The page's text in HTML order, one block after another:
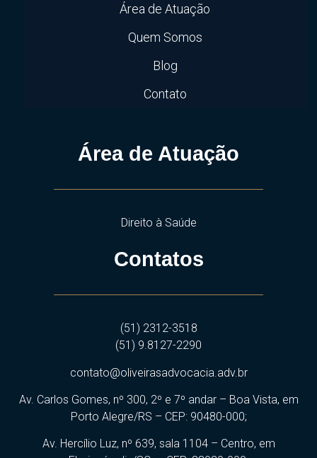
Área de Atuação
Quem Somos
Blog
Contato
Área de Atuação
Direito à Saúde
Contatos
(51) 2312-3518
(51) 9.8127-2290
contato@oliveirasadvocacia.adv.br
Av. Carlos Gomes, nº 300, 2º e 7º andar – Boa Vista, em
Porto Alegre/RS – CEP: 90480-000;
Av. Hercílio Luz, nº 639, sala 1104 – Centro, em